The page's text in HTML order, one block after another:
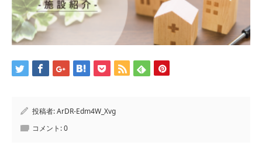
投稿者:ArDR-Edm4W_Xvg
コメント:0